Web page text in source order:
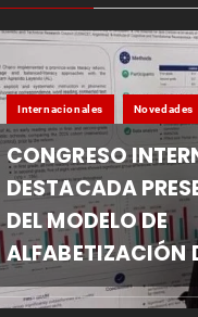
Internacionales Novedades
CONGRESO
DESTACADA
DEL MODELO DE
ALFABETIZACIÓN